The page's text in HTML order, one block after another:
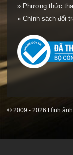
» Phương thức
» Chính sách đổi
© 2009 - 2026 Hình